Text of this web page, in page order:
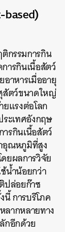
กรรมการกิน
ารกินเนื้อสัตว์
าหารเมื่ออายุ
สัตว์ขนาดใหญ่
แรงต่อโลก
ะเทศอังกฤษ
รกินเนื้อสัตว์
อุณหภูมิที่สูง
ยผลการวิจัย
น้ำน้อยกว่า
ปล่อยก๊าซ
นี้ การบริโภค
ลากหลายทาง
กอีกด้วย